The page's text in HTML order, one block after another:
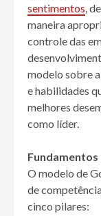
sentimentos,
maneira
controle das
modelo sobre
e habilidades
melhores
como líder.
Fundamentos
O modelo de
de
cinco pilares: